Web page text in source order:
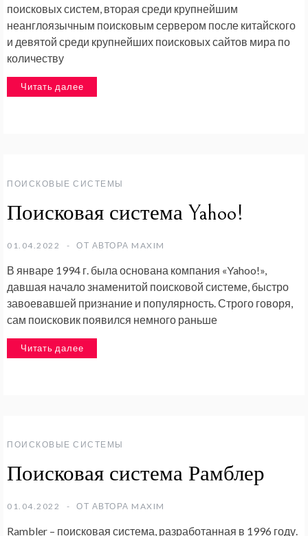
поисковых систем, вторая среди крупнейшим
неанглоязычным поисковым сервером после китайского
и девятой среди крупнейших поисковых сайтов мира по
количеству
Читать далее
ПОИСКОВЫЕ СИСТЕМЫ
Поисковая система Yahoo!
01.04.2022 ОТ АВТОРА MAXIM
В январе 1994 г. была основана компания «Yahoo!»,
давшая начало знаменитой поисковой системе, быстро
завоевавшей признание и популярность. Строго говоря,
сам поисковик появился немного раньше
Читать далее
ПОИСКОВЫЕ СИСТЕМЫ
Поисковая система Рамблер
01.04.2022 ОТ АВТОРА MAXIM
Rambler – поисковая система, разработанная в 1996 году.